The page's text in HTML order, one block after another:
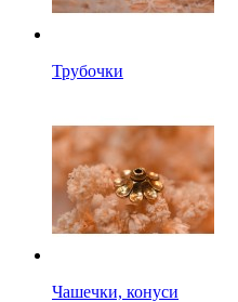
Трубочки
Чашечки, конуси